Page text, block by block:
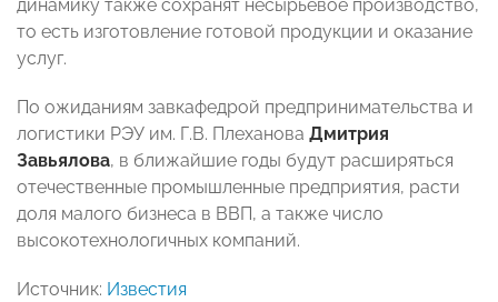
динамику также сохранят несырьевое производство,
то есть изготовление готовой продукции и оказание
услуг.
По ожиданиям завкафедрой предпринимательства и
логистики РЭУ им. Г.В. Плеханова Дмитрия
Завьялова, в ближайшие годы будут расширяться
отечественные промышленные предприятия, расти
доля малого бизнеса в ВВП, а также число
высокотехнологичных компаний.
Источник: Известия